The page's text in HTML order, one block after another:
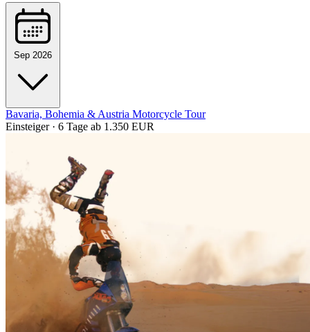
Sep 2026
Bavaria, Bohemia & Austria Motorcycle Tour
Einsteiger · 6 Tage ab 1.350 EUR